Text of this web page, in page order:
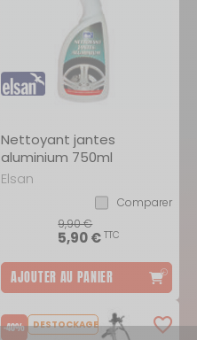
Nettoyant jantes
aluminium 750ml
Elsan
Comparer
9,90 €
5,90 €TTC
AJOUTER AU PANIER
-40% DESTOCKAGE